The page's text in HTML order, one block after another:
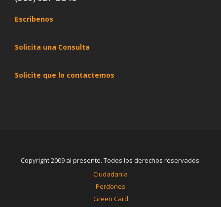
Escribenos
Solicita una Consulta
Solicite que lo contactemos
Copyright 2009 al presente. Todos los derechos reservados.
Ciudadanía
Perdones
Green Card